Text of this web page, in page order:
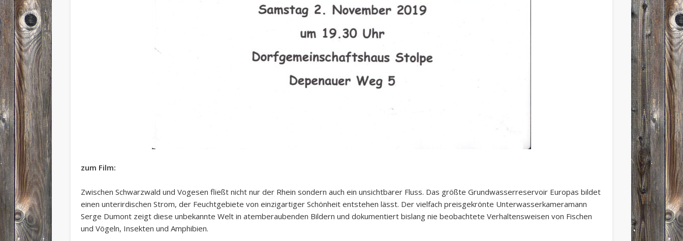
zum Film:
Zwischen Schwarzwald und Vogesen fließt nicht nur der Rhein sondern auch ein unsichtbarer Fluss. Das größte Grundwasserreservoir Europas bildet
einen unterirdischen Strom, der Feuchtgebiete von einzigartiger Schönheit entstehen lässt. Der vielfach preisgekrönte Unterwasserkameramann
Serge Dumont zeigt diese unbekannte Welt in atemberaubenden Bildern und dokumentiert bislang nie beobachtete Verhaltensweisen von Fischen
und Vögeln, Insekten und Amphibien.